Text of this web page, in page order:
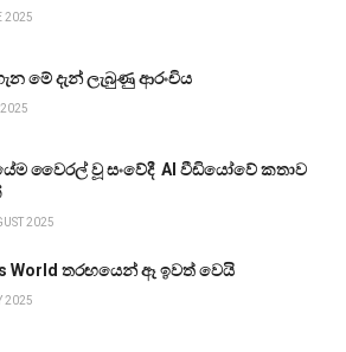
2025
මේ දැන් ලැබුණු ආරංචිය
වෛරල් වූ සංවේදී AI වීඩියෝවේ කතාව
2025
World තරඟයෙන් ඈ ඉවත් වෙයි
2025